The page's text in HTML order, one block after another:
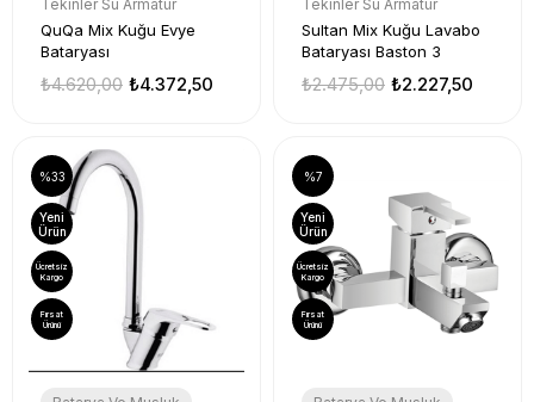
Tekinler Su Armatür
QuQa Mix Kuğu Evye
Bataryası
₺4.372,50
₺4.620,00
Tekinler Su Armatür
Sultan Mix Kuğu Lavabo
Bataryası Baston 3
₺2.227,50
₺2.475,00
%33
Yeni
Ürün
Ücretsiz
Kargo
Fırsat
Ürünü
%7
Yeni
Ürün
Ücretsiz
Kargo
Fırsat
Ürünü